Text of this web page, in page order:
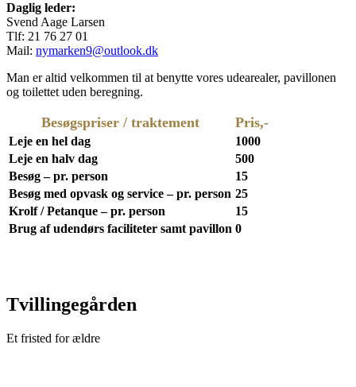
Daglig leder:
Svend Aage Larsen
Tlf: 21 76 27 01
Mail: nymarken9@outlook.dk
Man er altid velkommen til at benytte vores udearealer, pavillonen
og toilettet uden beregning.
Besøgspriser / traktement Pris
Leje en hel dag
1000
Leje en halv dag
500
Besøg – pr. person
15
Besøg med opvask og service – pr. person 25
Krolf / Petanque – pr. person
15
Brug af udendørs faciliteter samt pavillon 0
Tvillingegården
Et fristed for ældre